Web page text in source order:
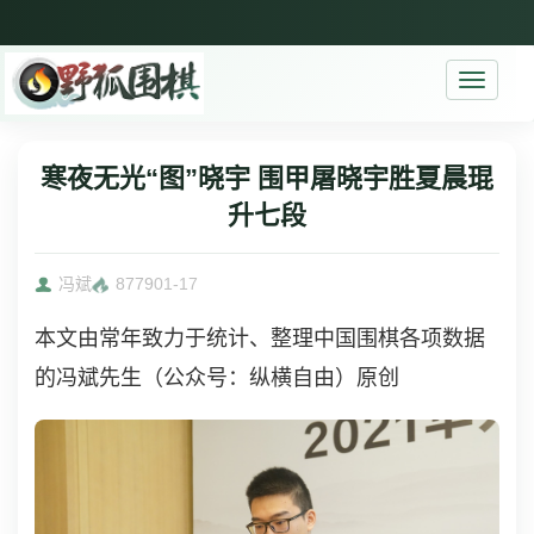
Toggle
寒夜无光“图”晓宇 围甲屠晓宇胜夏晨琨
升七段
冯斌 877901-17
本文由常年致力于统计、整理中国围棋各项数据
的冯斌先生（公众号：纵横自由）原创